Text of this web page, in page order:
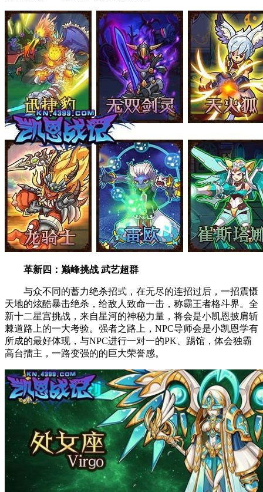
革新四：巅峰挑战 武艺超群
与众不同的蓄力绝杀招式，在无尽的连招过后，一招震慑
天地的炫酷暴击绝杀，给敌人致命一击，称霸王者格斗界。全
新十二星宫挑战，来自星河的神秘力量，将会是小凯恩披肩斩
棘道路上的一大考验。强者之路上，NPC导师会是小凯恩学有
所成的最好体现，与NPC进行一对一的PK、踢馆，体会独霸
高台擂主，一路变强的的巨大荣誉感。